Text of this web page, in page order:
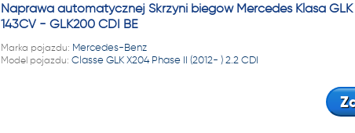
Naprawa automatycznej Skrzyni biegów Mercedes Klasa GLK
143CV - GLK200 CDI BE
Marka pojazdu: Mercedes-Benz
Model pojazdu: Classe GLK X204 Phase II (2012- ) 2.2 CDI